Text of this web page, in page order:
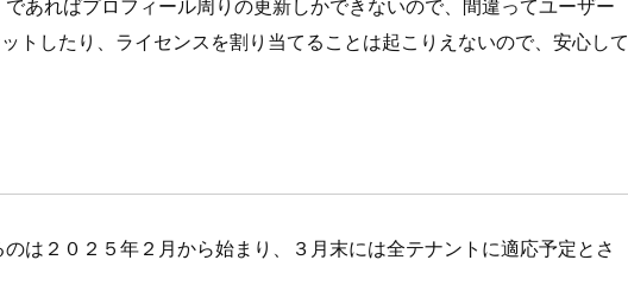
あればプロフィール周りの更新しかできないので、間違ってユーザー
トしたり、ライセンスを割り当てることは起こりえないので、安心して
は２０２５年２月から始まり、３月末には全テナントに適応予定とさ